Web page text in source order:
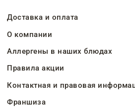
Доставка и оплата
О компании
Аллергены в наших блюдах
Правила акции
Контактная и правовая
Франшиза